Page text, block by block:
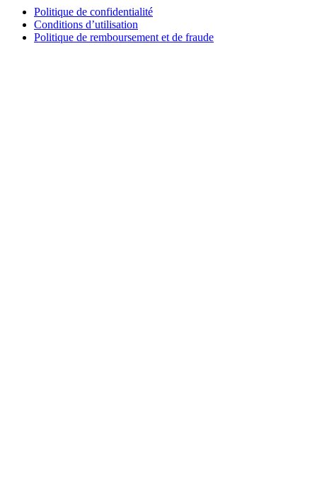
Politique de confidentialité
Conditions d’utilisation
Politique de remboursement et de fraude